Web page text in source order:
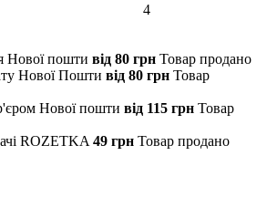
4
Нової пошти від 80 грн Товар продано
Нової Пошти від 80 грн Товар
Нової пошти від 115 грн Товар
ROZETKA 49 грн Товар продано